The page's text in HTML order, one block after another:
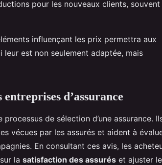
pour les nouveaux clients, souvent
influençant les prix permettra aux
est non seulement adaptée, mais
d’assurance
de sélection d’une assurance.
vécues par les assurés et aident à
En consultant ces avis, les
la satisfaction des assurés et ajuster